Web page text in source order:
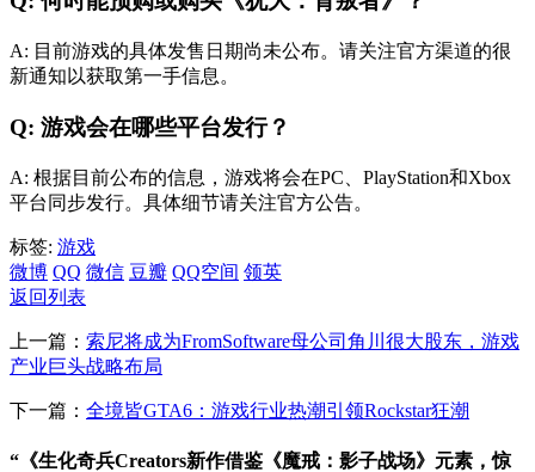
A: 目前游戏的具体发售日期尚未公布。请关注官方渠道的很
新通知以获取第一手信息。
Q: 游戏会在哪些平台发行？
A: 根据目前公布的信息，游戏将会在PC、PlayStation和Xbox
平台同步发行。具体细节请关注官方公告。
标签: 游戏
微博 QQ 微信 豆瓣 QQ空间 领英
返回列表
上一篇： 索尼将成为FromSoftware母公司角川很大股东，游戏
产业巨头战略布局
下一篇： 全境皆GTA6：游戏行业热潮引领Rockstar狂潮
“《生化奇兵Creators新作借鉴《魔戒：影子战场》元素，惊